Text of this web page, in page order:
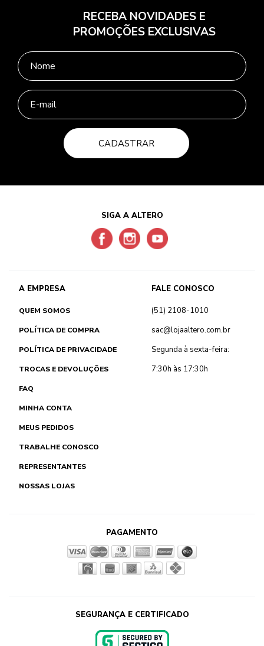
RECEBA NOVIDADES E
PROMOÇÕES EXCLUSIVAS
CADASTRAR
SIGA A ALTERO
A EMPRESA
QUEM SOMOS
POLÍTICA DE COMPRA
POLÍTICA DE PRIVACIDADE
TROCAS E DEVOLUÇÕES
FAQ
MINHA CONTA
MEUS PEDIDOS
TRABALHE CONOSCO
REPRESENTANTES
NOSSAS LOJAS
FALE CONOSCO
(51) 2108-1010
sac@lojaaltero.com.br
Segunda à sexta-feira:
7:30h às 17:30h
PAGAMENTO
SEGURANÇA E CERTIFICADO